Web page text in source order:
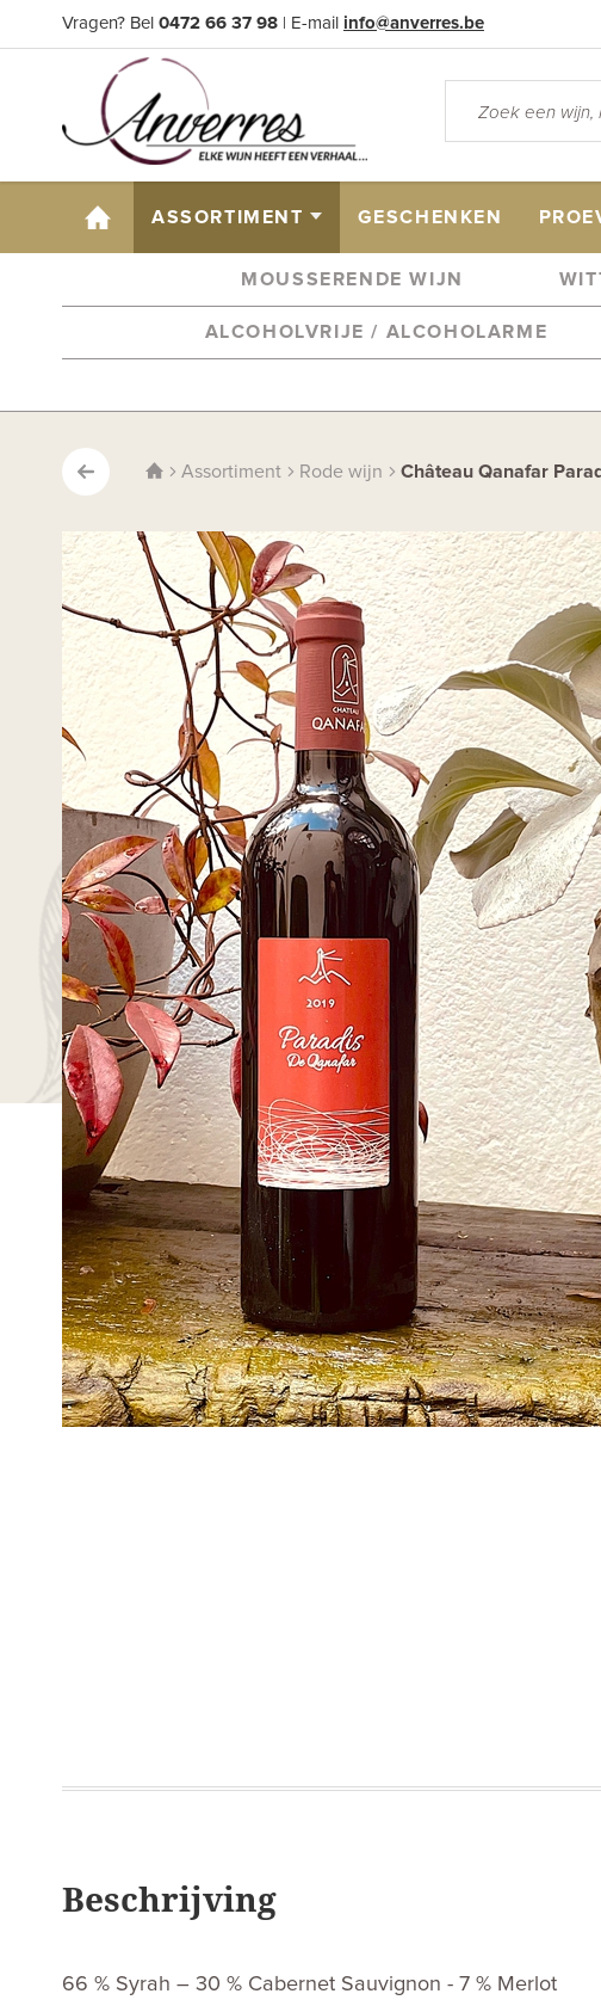
Vragen? Bel 0472 66 37 98 | E-mail info@anverres.be
HOME ASSORTIMENT GESCHENKEN
MOUSSERENDE WIJN
ALCOHOLVRIJE / ALCOHOLARME
Assortiment Rode wijn Château Qanafar
Beschrijving
66 % Syrah – 30 % Cabernet Sauvignon - 7 % Merlot